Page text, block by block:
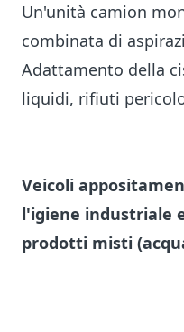
Un'unità camion
combinata di
Adattamento della
liquidi, rifiuti
Veicoli
l'igiene industriale
prodotti misti